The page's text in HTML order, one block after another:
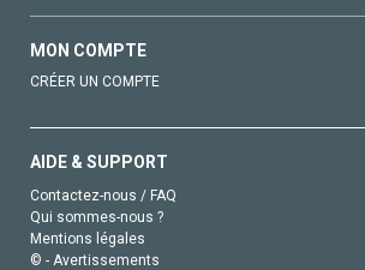
MON COMPTE
CRÉER UN COMPTE
AIDE & SUPPORT
Contactez-nous / FAQ
Qui sommes-nous ?
Mentions légales
© - Avertissements